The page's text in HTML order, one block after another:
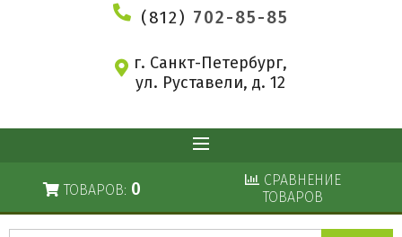
(812) 702-85-85
г. Санкт-Петербург,
ул. Руставели, д. 12
ТОВАРОВ: 0
СРАВНЕНИЕ
ТОВАРОВ
Поиск